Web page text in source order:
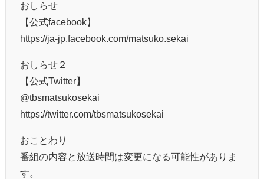
おしらせ
【公式facebook】
https://ja-jp.facebook.com/matsuko.sekai
おしらせ２
【公式Twitter】
@tbsmatsukosekai
https://twitter.com/tbsmatsukosekai
おことわり
番組の内容と放送時間は変更になる可能性がありま
す。